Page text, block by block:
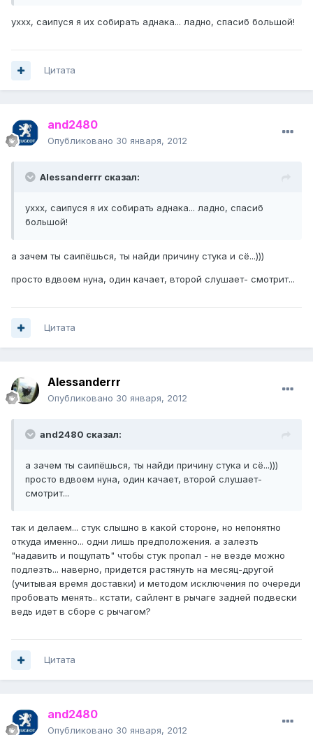
уххх, саипуся я их собирать аднака... ладно, спасиб большой!
Цитата
and2480
Опубликовано 30 января, 2012
Alessanderrr сказал:
уххх, саипуся я их собирать аднака... ладно, спасиб
большой!
а зачем ты саипёшься, ты найди причину стука и сё...)))
просто вдвоем нуна, один качает, второй слушает- смотрит...
Цитата
Alessanderrr
Опубликовано 30 января, 2012
and2480 сказал:
а зачем ты саипёшься, ты найди причину стука и сё...)))
просто вдвоем нуна, один качает, второй слушает-
смотрит...
так и делаем... стук слышно в какой стороне, но непонятно
откуда именно... одни лишь предположения. а залезть
"надавить и пощупать" чтобы стук пропал - не везде можно
подлезть... наверно, придется растянуть на месяц-другой
(учитывая время доставки) и методом исключения по очереди
пробовать менять.. кстати, сайлент в рычаге задней подвески
ведь идет в сборе с рычагом?
Цитата
and2480
Опубликовано 30 января, 2012